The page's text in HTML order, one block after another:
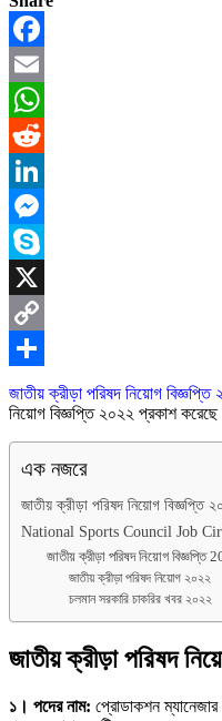
Facebook
Email
WhatsApp
Reddit
LinkedIn
Messenger
Skype
X
Copy
Link
Share
জাতীয় ক্রীড়া পরিষদ নিয়োগ বিজ্ঞপ্তি
নিয়োগ বিজ্ঞপ্তি ২০২২ প্রকাশ করেছে
এক নজরে
জাতীয় ক্রীড়া পরিষদ নিয়োগ বিজ্ঞপ্তি
National Sports Council Job
জাতীয় ক্রীড়া পরিষদ নিয়োগ বিজ্ঞপ্তি
জাতীয় ক্রীড়া পরিষদ নিয়োগ ২০২২
চলমান সরকারি চাকরির খবর ২০২২
জাতীয় ক্রীড়া পরিষদ
১। পদের নাম: প্রােডাকশন ম্যানেজার